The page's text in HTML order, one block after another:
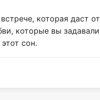
которая даст
которые вы
сон.